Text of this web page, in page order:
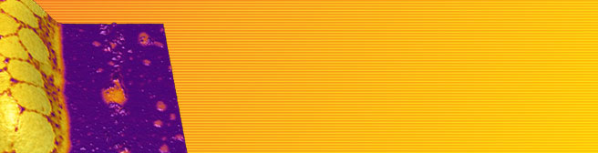
全系列标准 AFM 针尖
市场上最好的性价比